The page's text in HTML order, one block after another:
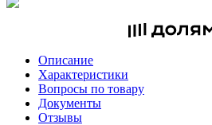
Описание
Характеристики
Вопросы по товару
Документы
Отзывы